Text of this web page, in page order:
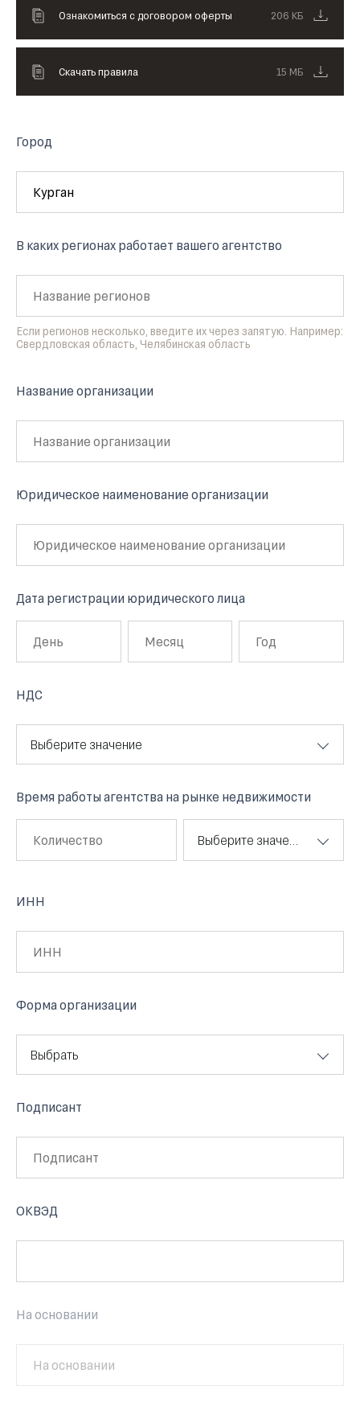
Ознакомиться с договором оферты 206 КБ
Скачать правила 15 МБ
Город
В каких регионах работает вашего агентство
Если регионов несколько, введите их через запятую. Например:
Свердловская область, Челябинская область
Название организации
Юридическое наименование организации
Дата регистрации юридического лица
НДС
Выберите значение
Время работы агентства на рынке недвижимости
ИНН
Форма организации
Выбрать
Подписант
ОКВЭД
На основании